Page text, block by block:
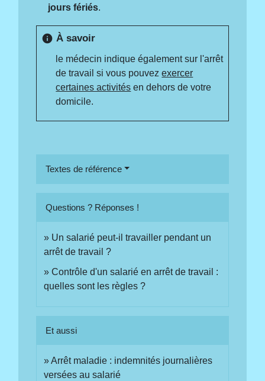
jours fériés.
info À savoir
le médecin indique également sur l'arrêt
de travail si vous pouvezexercer
certaines activités en dehors de votre
domicile.
Textes de référence
Questions ? Réponses !
Un salarié peut-il travailler pendant un
arrêt de travail ?
Contrôle d'un salarié en arrêt de travail :
quelles sont les règles ?
Et aussi
Arrêt maladie : indemnités journalières
versées au salarié